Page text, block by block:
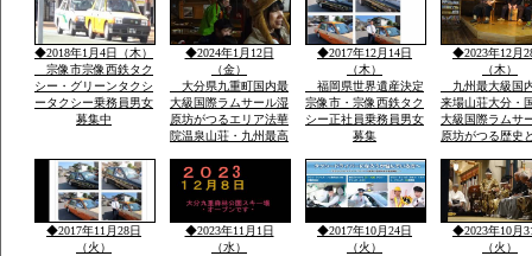
大島まで
駐車あり家内安
他祈願火渡り参
ます近くに水汲
名な縫いの池水
◆2018年1月4日（木）
宗像市宗像西鉄タク
シー・グリーンタクシ
ータクシー乗務員男女
募集中
◆2024年1月12日
（金）
大分県九重町国内最
大級国際ラムサール湿
原坊がつるエリア法華
院温泉山荘・九州最高
雪・雪・雪で12月23日
恒例「感謝祭」全国か
ら参加・法華院温泉山
されました
◆2017年12月14日
（木）
福岡県世界遺産決定
宗像市・宗像西鉄タク
シー正社員乗務員男女
募集
◆2023年12月
（木）
九州最大級国
来場山荘大分・
大級国際ラムサ
原坊がつる歴史
然温泉の法華院
荘の歌「法華院
ましょう」12月
例・感謝祭でで
い歌です
◆2017年11月28日
（火）
◆2023年11月1日
（水）
◆2017年10月24日
（火）
◆2023年10月
（火）